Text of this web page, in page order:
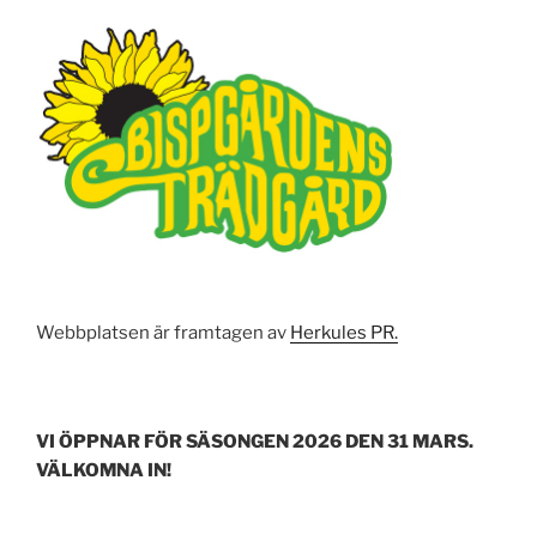
Webbplatsen är framtagen av Herkules PR.
VI ÖPPNAR FÖR SÄSONGEN 2026 DEN 31 MARS.
VÄLKOMNA IN!